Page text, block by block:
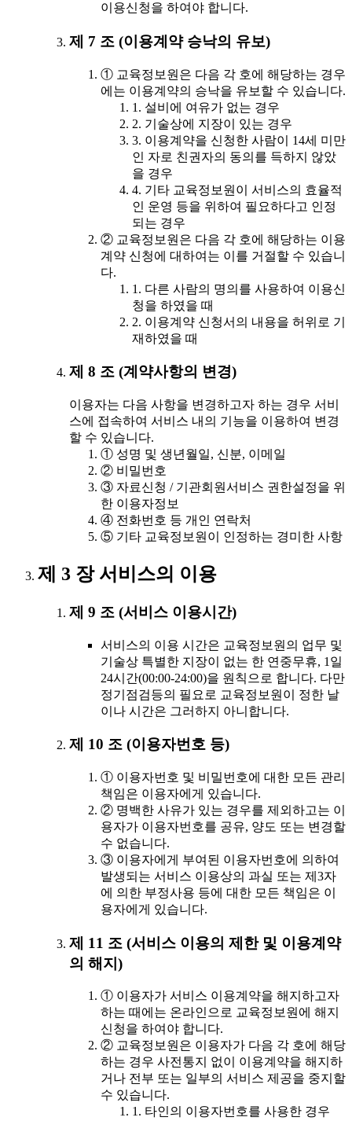
이용신청을 하여야 합니다.
제 7 조 (이용계약 승낙의 유보)
① 교육정보원은 다음 각 호에 해당하는 경우
에는 이용계약의 승낙을 유보할 수 있습니다.
1. 설비에 여유가 없는 경우
2. 기술상에 지장이 있는 경우
3. 이용계약을 신청한 사람이 14세 미만
인 자로 친권자의 동의를 득하지 않았
을 경우
4. 기타 교육정보원이 서비스의 효율적
인 운영 등을 위하여 필요하다고 인정
되는 경우
② 교육정보원은 다음 각 호에 해당하는 이용
계약 신청에 대하여는 이를 거절할 수 있습니
다.
1. 다른 사람의 명의를 사용하여 이용신
청을 하였을 때
2. 이용계약 신청서의 내용을 허위로 기
재하였을 때
제 8 조 (계약사항의 변경)
이용자는 다음 사항을 변경하고자 하는 경우 서비
스에 접속하여 서비스 내의 기능을 이용하여 변경
할 수 있습니다.
① 성명 및 생년월일, 신분, 이메일
② 비밀번호
③ 자료신청 / 기관회원서비스 권한설정을 위
한 이용자정보
④ 전화번호 등 개인 연락처
⑤ 기타 교육정보원이 인정하는 경미한 사항
제 3 장 서비스의 이용
제 9 조 (서비스 이용시간)
서비스의 이용 시간은 교육정보원의 업무 및
기술상 특별한 지장이 없는 한 연중무휴, 1일
24시간(00:00-24:00)을 원칙으로 합니다. 다만
정기점검등의 필요로 교육정보원이 정한 날
이나 시간은 그러하지 아니합니다.
제 10 조 (이용자번호 등)
① 이용자번호 및 비밀번호에 대한 모든 관리
책임은 이용자에게 있습니다.
② 명백한 사유가 있는 경우를 제외하고는 이
용자가 이용자번호를 공유, 양도 또는 변경할
수 없습니다.
③ 이용자에게 부여된 이용자번호에 의하여
발생되는 서비스 이용상의 과실 또는 제3자
에 의한 부정사용 등에 대한 모든 책임은 이
용자에게 있습니다.
제 11 조 (서비스 이용의 제한 및 이용계약
의 해지)
① 이용자가 서비스 이용계약을 해지하고자
하는 때에는 온라인으로 교육정보원에 해지
신청을 하여야 합니다.
② 교육정보원은 이용자가 다음 각 호에 해당
하는 경우 사전통지 없이 이용계약을 해지하
거나 전부 또는 일부의 서비스 제공을 중지할
수 있습니다.
1. 타인의 이용자번호를 사용한 경우